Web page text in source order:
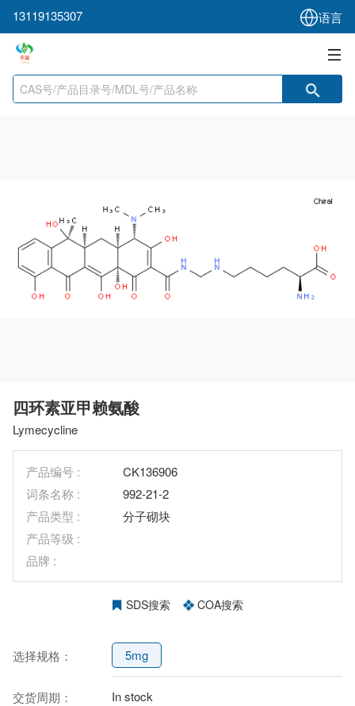
13119135307 语言
四环素亚甲赖氨酸
Lymecycline
产品编号 :
CK136906
词条名称 :
992-21-2
产品类型 :
分子砌块
产品等级 :
品牌 :
SDS搜索 COA搜索
选择规格： 5mg
交货周期： In stock